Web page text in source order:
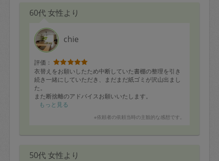
シーツ交換の洗濯物がきちんと畳まれていて抜かりあり
1階部分の床もとても丁寧に拭いていただけたので、裸足
が気持ち良いです。
気持ちを込めてお掃除されているのが伝わってきます。
ありがとうございました！
60代 女性より
chie
評価：
衣替えをお願いしたため中断していた書棚の整理を引き
続き一緒にしていただき、まだまだ紙ゴミが沢山出まし
た。
また断捨離のアドバイスお願いいたします。
もっと見る
※依頼者の依頼当時の主観的な感想です。
50代 女性より